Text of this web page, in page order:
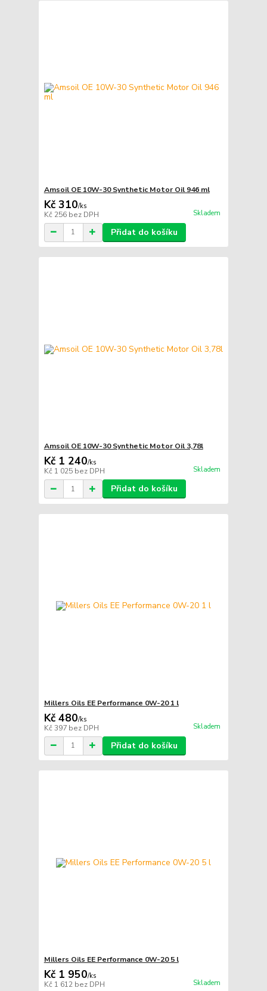
Amsoil OE 10W-30 Synthetic Motor Oil 946 ml
Kč 310/ks
Kč 256 bez DPH Skladem
Přidat do košíku
Amsoil OE 10W-30 Synthetic Motor Oil 3,78l
Kč 1 240/ks
Kč 1 025 bez DPH Skladem
Přidat do košíku
Millers Oils EE Performance 0W-20 1 l
Kč 480/ks
Kč 397 bez DPH Skladem
Přidat do košíku
Millers Oils EE Performance 0W-20 5 l
Kč 1 950/ks
Kč 1 612 bez DPH Skladem